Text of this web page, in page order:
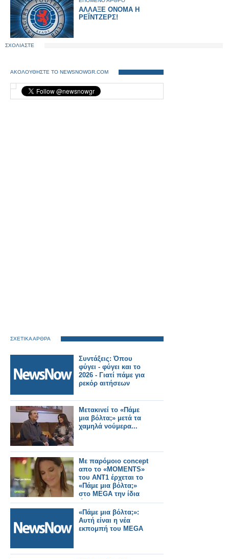
ΑΛΛΑΞΕ ΟΝΟΜΑ Η
ΡΕΪΝΤΖΕΡΣ!
ΣΧΟΛΙΑΣΤΕ
ΑΚΟΛΟΥΘΗΣΤΕ ΤΟ NEWSNOWGR.COM
ΣΧΕΤΙΚΑ ΑΡΘΡΑ
Συντάξεις: Όπου
φύγει - φύγει και το
2026 - Γιατί πάμε για
ρεκόρ αιτήσεων
Μετακινεί το «Πάμε
μια βόλτα;» μετά τα
χαμηλά νούμερα...
Με παρόμοιο concept
απο το «MOMENTS»
του ΑΝΤ1 έρχεται το
«Πάμε μια βόλτα;»
στο MEGA την ίδια
ώρα
«Πάμε μια βόλτα;»:
Αυτή είναι η νέα
εκπομπή του MEGA